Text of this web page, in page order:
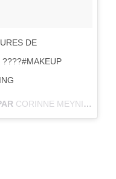
DE
????#MAKEUP
CORINNE MEYNIER